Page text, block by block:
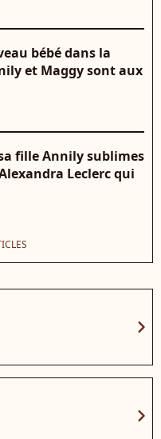
bébé dans la
et Maggy sont aux
fille Annily sublimes
Leclerc qui
chevron_right
chevron_right